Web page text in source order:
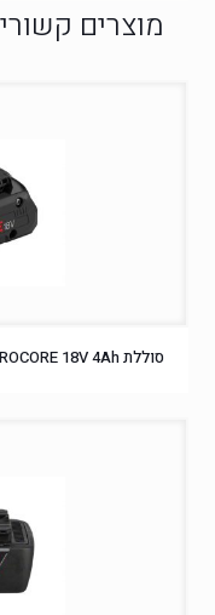
סוללת PROCORE 18V 4Ah